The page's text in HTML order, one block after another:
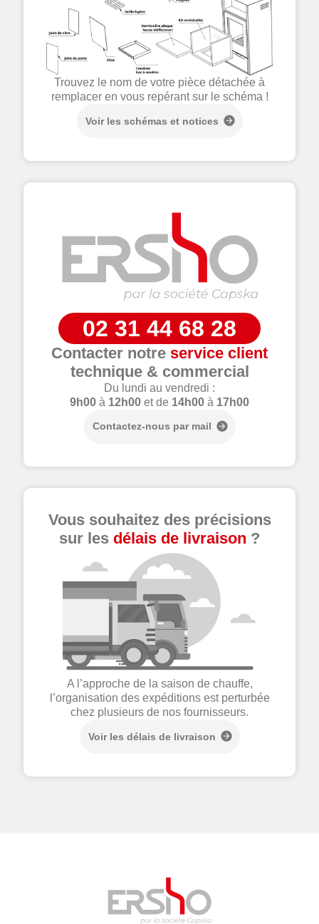
Trouvez le nom de votre pièce détachée à
remplacer en vous repérant sur le schéma !
Voir les schémas et notices
02 31 44 68 28
Contacter notre service client
technique & commercial
Du lundi au vendredi :
9h00 à 12h00 et de 14h00 à 17h00
Contactez-nous par mail
Vous souhaitez des précisions
sur les délais de livraison ?
A l’approche de la saison de chauffe,
l’organisation des expéditions est perturbée
chez plusieurs de nos fournisseurs.
Voir les délais de livraison